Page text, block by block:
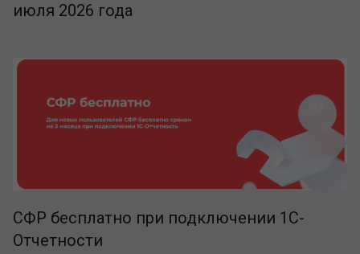
июля 2026 года
СФР бесплатно при подключении 1С-
Отчетности